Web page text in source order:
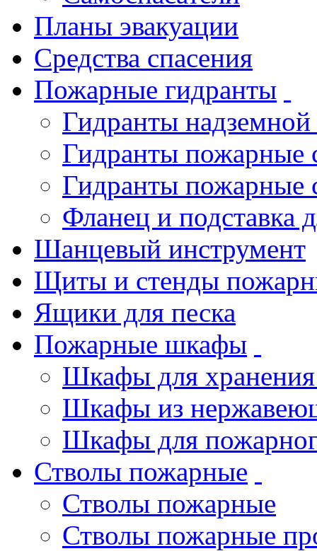
Планы эвакуации
Средства спасения
Пожарные гидранты
Гидранты
Гидранты пожарные
Гидранты пожарные
Фланец и подставка
Шанцевый инструмент
Щиты и стенды
Ящики для песка
Пожарные шкафы
Шкафы для хранения
Шкафы из
Шкафы для
Стволы пожарные
Стволы пожарные
Стволы пожарные